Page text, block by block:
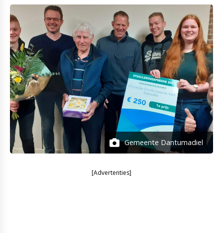
Gemeente Dantumadiel
[Advertenties]